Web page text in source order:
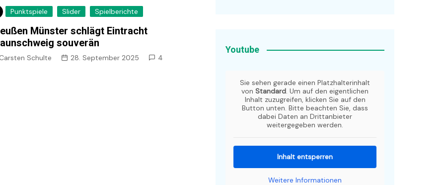
Punktspiele Slider Spielberichte
Münster schlägt Eintracht
souverän
Schulte 28. September 2025 4
Youtube
Sie sehen gerade einen Platzhalterinhalt
von Standard. Um auf den eigentlichen
Inhalt zuzugreifen, klicken Sie auf den
Button unten. Bitte beachten Sie, dass
dabei Daten an Drittanbieter
weitergegeben werden.
Inhalt entsperren
Weitere Informationen